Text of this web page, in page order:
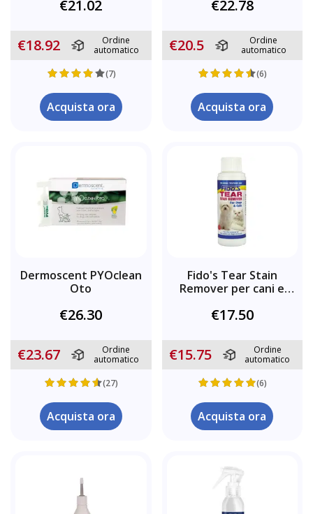
€21.02
€18.92
Ordine
automatico
(7)
Acquista ora
€22.78
€20.5
Ordine
automatico
(6)
Acquista ora
Dermoscent PYOclean
Oto
€26.30
€23.67
Ordine
automatico
(27)
Acquista ora
Fido's Tear Stain
Remover per cani e
€17.50
€15.75
Ordine
automatico
(6)
Acquista ora